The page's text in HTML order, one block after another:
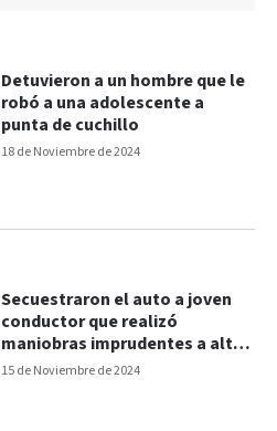
18 de Noviembre de 2024
Detuvieron a un hombre que le
robó a una adolescente a
punta de cuchillo
15 de Noviembre de 2024
Secuestraron el auto a joven
conductor que realizó
maniobras imprudentes a alta
velocidad